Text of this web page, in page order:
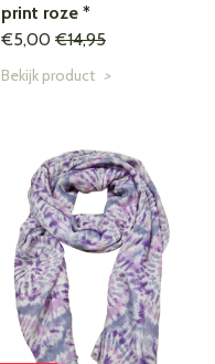
print roze *
€5,00 €14,95
Bekijk product >